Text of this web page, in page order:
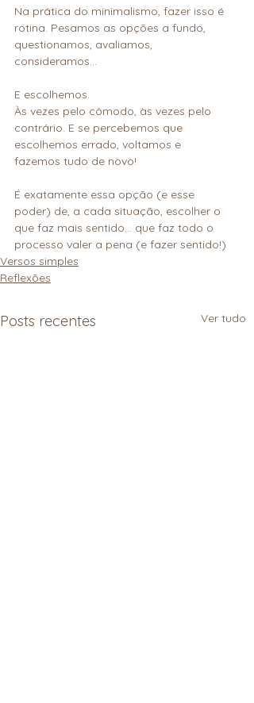
Na prática do minimalismo, fazer isso é
rotina. Pesamos as opções a fundo,
questionamos, avaliamos,
consideramos…
E escolhemos.
Às vezes pelo cômodo, às vezes pelo
contrário. E se percebemos que
escolhemos errado, voltamos e
fazemos tudo de novo!
É exatamente essa opção (e esse
poder) de, a cada situação, escolher o
que faz mais sentido… que faz todo o
processo valer a pena (e fazer sentido!)
Versos simples
Reflexões
Posts recentes Ver tudo